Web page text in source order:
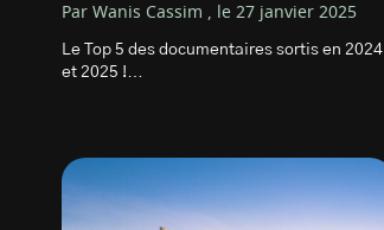
Par Wanis Cassim , le 27 janvier 2025
Le Top 5 des documentaires sortis en 2024
et 2025 !…